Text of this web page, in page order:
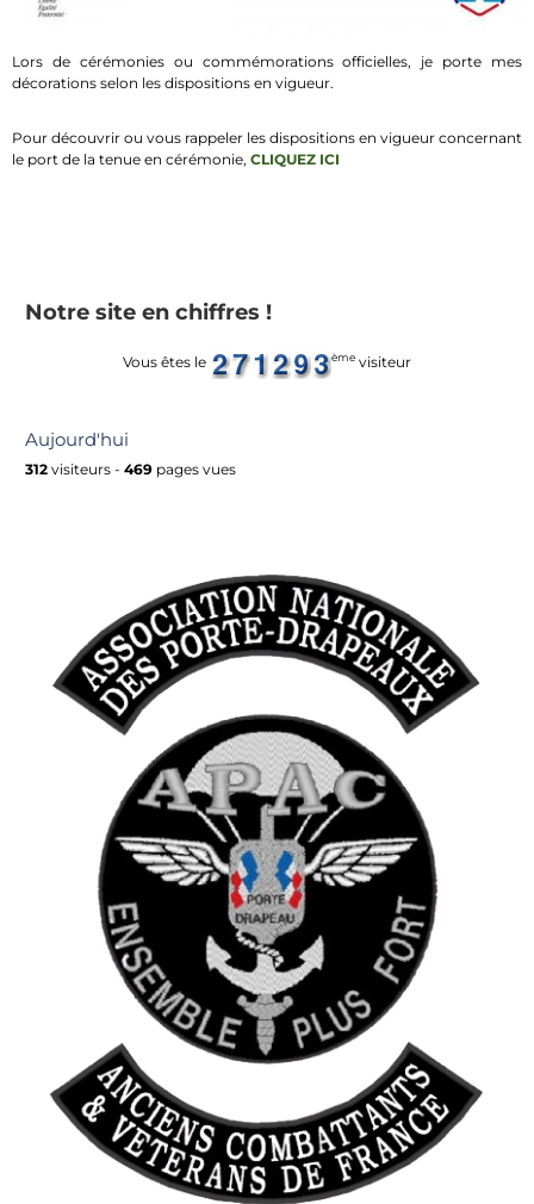
Lors de cérémonies ou commémorations officielles, je porte mes
décorations selon les dispositions en vigueur.
Pour découvrir ou vous rappeler les dispositions en vigueur concernant
le port de la tenue en cérémonie, CLIQUEZ ICI
Notre site en chiffres !
Vous êtes le ème visiteur
Aujourd'hui
312 visiteurs - 469 pages vues